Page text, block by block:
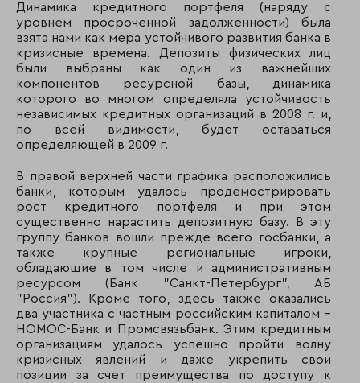
185 194 АК Промторгбанк
186 181 АКБ «Форштадт»
187 89 Алмазэргиэнбанк
197 Славянcкий Банк
189
190 198 Углеметбанк
191 185 НК Банк
192 269 Банк БФА
193 225 Гранд инвест банк
194 204 Курскпромбанк
195 188 КБ "Кольцо
Динамика кредитного портфеля (наряду с
уровнем просроченной задолженности) была
взята нами как мера устойчивого развития банка в
кризисные времена. Депозиты физических лиц
были выбраны как один из важнейших
компонентов ресурсной базы, динамика
которого во многом определяла устойчивость
независимых кредитных организаций в 2008 г. и,
по всей видимости, будет оставаться
определяющей в 2009 г.
В правой верхней части графика расположились
банки, которым удалось продемострировать
рост кредитного портфеля и при этом
существенно нарастить депозитную базу. В эту
группу банков вошли прежде всего госбанки, а
также крупные региональные игроки,
обладающие в том числе и административным
ресурсом (Банк "Санкт-Петербург", АБ
"Россия"). Кроме того, здесь также оказались
два участника с частным российским капиталом –
НОМОС-Банк и Промсвязьбанк. Этим кредитным
организациям удалось успешно пройти волну
кризисных явлений и даже укрепить свои
позиции за счет преимущества по доступу к